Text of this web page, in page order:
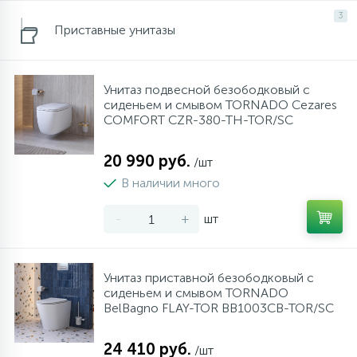
Оплата
Гарантия
Возврат товара
Душевые кабины
4
Комплектующие
Комплектующие
957
Гигиенические души
34
На борт ванны
Ручные души
Верхние души
60
Душевые стойки
Душевые гарнитуры
Стаканы для ванной
17
Щетки для унитаза
3
Приставные унитазы
Унитаз подвесной безободковый с
сиденьем и смывом TORNADO Cezares
COMFORT CZR-380-TH-TOR/SC
20 990 руб. /шт
В наличии много
- + шт
Унитаз приставной безободковый с
сиденьем и смывом TORNADO
BelBagno FLAY-TOR BB1003CB-TOR/SC
24 410 руб. /шт